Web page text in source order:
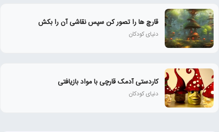
قارچ ها را تصور کن سپس نقاشی آن را بکش
دنیای کودکان
کاردستی آدمک قارچی با مواد بازیافتی
دنیای کودکان